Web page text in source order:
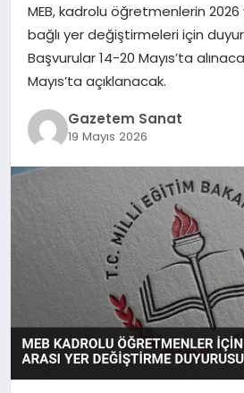
SAĞLIK
DÜNYA
EĞITIM
MEB, kadrolu öğretmenlerin 2026
bağlı yer değiştirmeleri için
Başvurular 14-20 Mayıs’ta
Mayıs’ta açıklanacak.
Gazetem Sanat
19 Mayıs 2026